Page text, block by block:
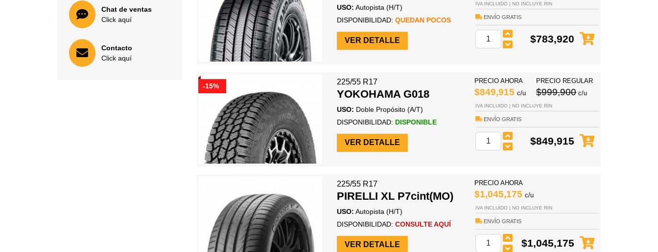
Chat de ventas
Click aquí
Contacto
Click aquí
USO: Autopista (H/T)
DISPONIBILIDAD: QUEDAN POCOS
VER DETALLE
IVA INCLUIDO | NO INCLUYE RIN
ENVÍO GRATIS
$783,920
-15%
225/55 R17
YOKOHAMA G018
USO: Doble Propósito (A/T)
DISPONIBILIDAD: DISPONIBLE
VER DETALLE
PRECIO AHORA
$849,915 c/u
PRECIO REGULAR
$999,900c/u
IVA INCLUIDO | NO INCLUYE RIN
ENVÍO GRATIS
$849,915
225/55 R17
PIRELLI XL P7cint(MO)
USO: Autopista (H/T)
DISPONIBILIDAD: CONSULTE AQUÍ
VER DETALLE
PRECIO AHORA
$1,045,175 c/u
IVA INCLUIDO | NO INCLUYE RIN
ENVÍO GRATIS
$1,045,175